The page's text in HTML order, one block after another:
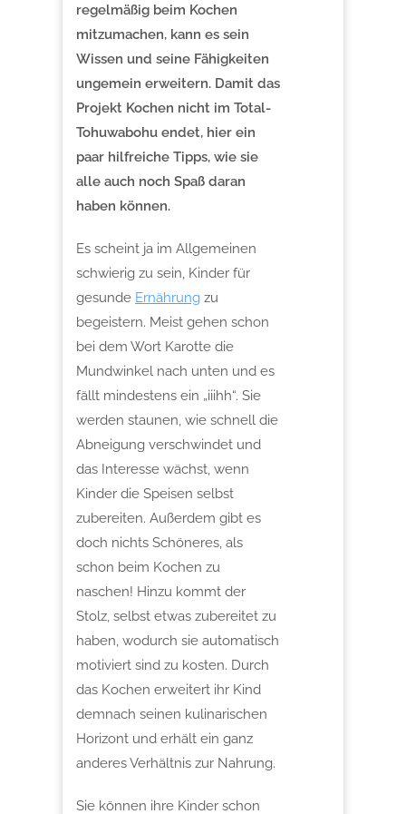
regelmäßig beim Kochen
mitzumachen, kann es sein
Wissen und seine Fähigkeiten
ungemein erweitern. Damit das
Projekt Kochen nicht im Total-
Tohuwabohu endet, hier ein
paar hilfreiche Tipps, wie sie
alle auch noch Spaß daran
haben können.
Es scheint ja im Allgemeinen
schwierig zu sein, Kinder für
gesunde Ernährung zu
begeistern. Meist gehen schon
bei dem Wort Karotte die
Mundwinkel nach unten und es
fällt mindestens ein „iiihh“. Sie
werden staunen, wie schnell die
Abneigung verschwindet und
das Interesse wächst, wenn
Kinder die Speisen selbst
zubereiten. Außerdem gibt es
doch nichts Schöneres, als
schon beim Kochen zu
naschen! Hinzu kommt der
Stolz, selbst etwas zubereitet zu
haben, wodurch sie automatisch
motiviert sind zu kosten. Durch
das Kochen erweitert ihr Kind
demnach seinen kulinarischen
Horizont und erhält ein ganz
anderes Verhältnis zur Nahrung.
Sie können ihre Kinder schon